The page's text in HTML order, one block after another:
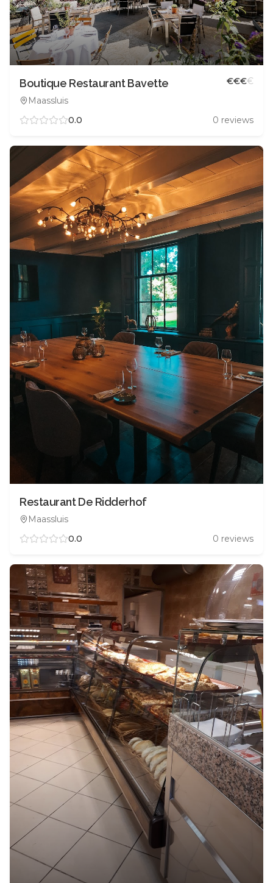
Boutique Restaurant Bavette
Maassluis
€€€€
0.0 0 reviews
Restaurant De Ridderhof
Maassluis
0.0
0 reviews